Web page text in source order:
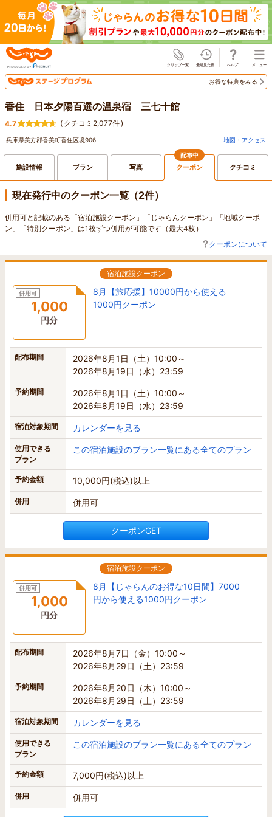
お得な特典をみる
香住 日本夕陽百選の温泉宿 三七十館
4.7 ( クチコミ2,077件)
兵庫県美方郡香美町香住区境906 地図・アクセス
施設情報 プラン 写真
配布中
クーポン クチコミ
現在発行中のクーポン一覧（2件）
併用可と記載のある「宿泊施設クーポン」「じゃらんクーポン」「地域クーポ
ン」「特別クーポン」は1枚ずつ併用が可能です（最大4枚）
クーポンについて
宿泊施設クーポン
併用可
1,000
円分
8月【旅応援】10000円から使える
1000円クーポン
配布期間
2026年8月1日（土）10:00～
2026年8月19日（水）23:59
予約期間
2026年8月1日（土）10:00～
2026年8月19日（水）23:59
宿泊対象期間 カレンダーを見る
使用できる
プラン
この宿泊施設のプラン一覧にある全てのプラン
予約金額 10,000円(税込)以上
併用 併用可
クーポンGET
宿泊施設クーポン
併用可
1,000
円分
8月【じゃらんのお得な10日間】7000
円から使える1000円クーポン
配布期間
2026年8月7日（金）10:00～
2026年8月29日（土）23:59
予約期間
2026年8月20日（木）10:00～
2026年8月29日（土）23:59
宿泊対象期間 カレンダーを見る
使用できる
プラン
この宿泊施設のプラン一覧にある全てのプラン
予約金額 7,000円(税込)以上
併用 併用可